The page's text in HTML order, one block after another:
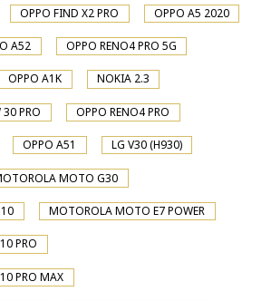
OPPO FIND X2 PRO OPPO A5 2020
A52 OPPO RENO4 PRO 5G
OPPO A1K NOKIA 2.3
30 PRO OPPO RENO4 PRO
OPPO A51 LG V30 (H930)
MOTO G30
MOTOROLA MOTO E7 POWER
PRO
PRO MAX